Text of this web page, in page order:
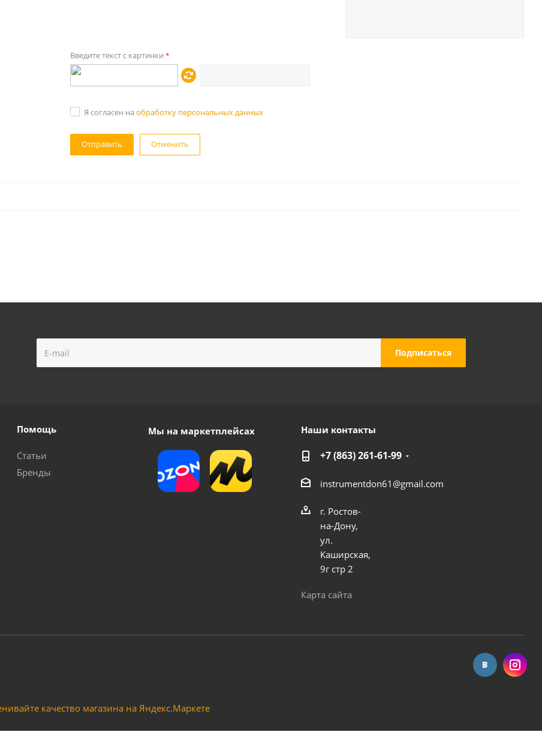
Введите текст с картинки *
Я согласен на обработку персональных данных
Отменить
Бачок пластиковый для краскопульта PC-600PN наружная резьба
Помощь
Статьи
Бренды
Мы на маркетплейсах Наши контакты
+7 (863) 261-61-99
instrumentdon61@gmail.com
г. Ростов-
на-Дону,
ул.
Каширская,
9г стр 2
Карта сайта